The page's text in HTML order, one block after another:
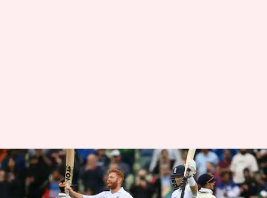
टेस्ट क्रिकेट इतिहास में सफलतापूर्वक
हासिल किए पांच सबसे बड़े लक्ष्य